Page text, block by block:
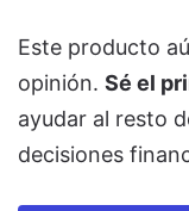
Este producto
opinión. Sé el
ayudar al resto
decisiones